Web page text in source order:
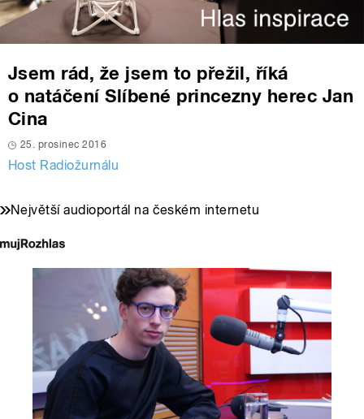
Jsem rád, že jsem to přežil, říká
o natáčení Slíbené princezny herec Jan
Cina
25. prosinec 2016
Host Radiožurnálu
Největší audioportál na českém internetu